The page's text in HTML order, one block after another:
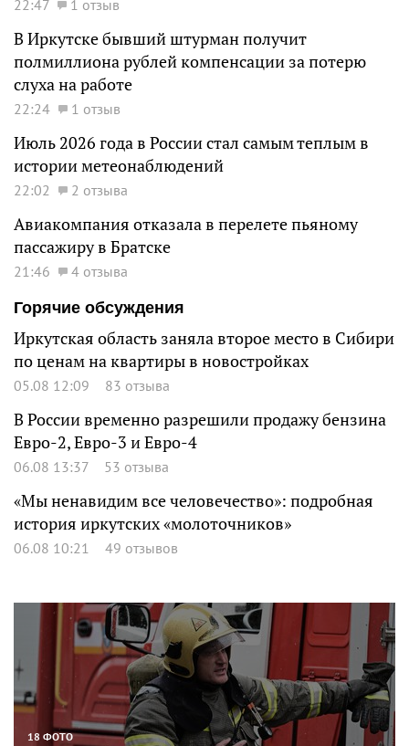
22:47 1 отзыв
В Иркутске бывший штурман получит
полмиллиона рублей компенсации за потерю
слуха на работе
22:24 1 отзыв
Июль 2026 года в России стал самым теплым в
истории метеонаблюдений
22:02 2 отзыва
Авиакомпания отказала в перелете пьяному
пассажиру в Братске
21:46
4 отзыва
Горячие обсуждения
Иркутская область заняла второе место в Сибири
по ценам на квартиры в новостройках
05.08 12:09 83 отзыва
В России временно разрешили продажу бензина
Евро-2, Евро-3 и Евро-4
06.08 13:37 53 отзыва
«Мы ненавидим все человечество»: подробная
история иркутских «молоточников»
06.08 10:21 49 отзывов
18 ФОТО